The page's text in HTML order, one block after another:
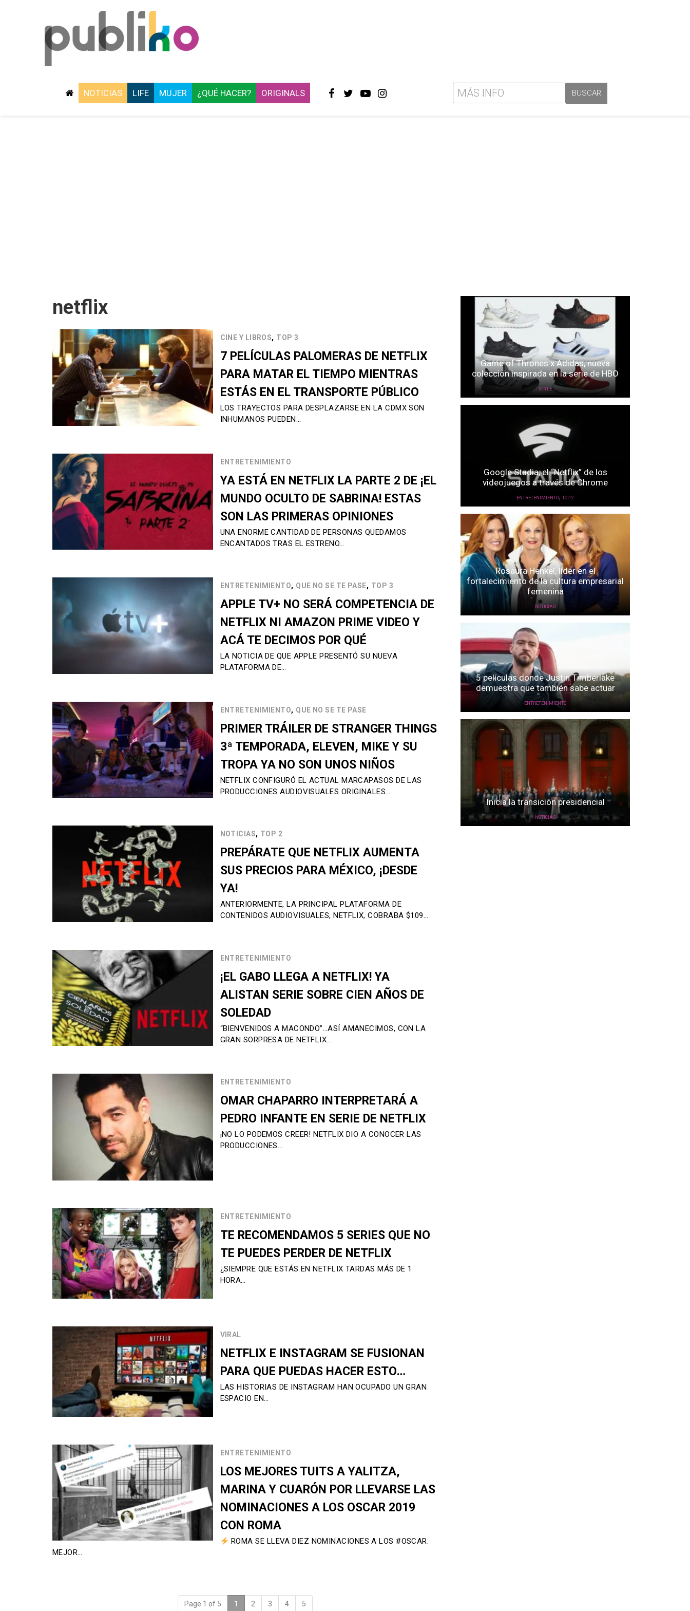
NOTICIAS LIFE MUJER ¿QUÉ HACER? ORIGINALS
netflix
CINE Y LIBROS, TOP 3
7 PELÍCULAS PALOMERAS DE NETFLIX
PARA MATAR EL TIEMPO MIENTRAS
ESTÁS EN EL TRANSPORTE PÚBLICO
LOS TRAYECTOS PARA DESPLAZARSE EN LA CDMX SON
INHUMANOS PUEDEN…
ENTRETENIMIENTO
YA ESTÁ EN NETFLIX LA PARTE 2 DE ¡EL
MUNDO OCULTO DE SABRINA! ESTAS
SON LAS PRIMERAS OPINIONES
UNA ENORME CANTIDAD DE PERSONAS QUEDAMOS
ENCANTADOS TRAS EL ESTRENO…
ENTRETENIMIENTO, QUE NO SE TE PASE, TOP 3
APPLE TV+ NO SERÁ COMPETENCIA DE
NETFLIX NI AMAZON PRIME VIDEO Y
ACÁ TE DECIMOS POR QUÉ
LA NOTICIA DE QUE APPLE PRESENTÓ SU NUEVA
PLATAFORMA DE…
ENTRETENIMIENTO, QUE NO SE TE PASE
PRIMER TRÁILER DE STRANGER THINGS
3ª TEMPORADA, ELEVEN, MIKE Y SU
TROPA YA NO SON UNOS NIÑOS
NETFLIX CONFIGURÓ EL ACTUAL MARCAPASOS DE LAS
PRODUCCIONES AUDIOVISUALES ORIGINALES…
NOTICIAS, TOP 2
PREPÁRATE QUE NETFLIX AUMENTA
SUS PRECIOS PARA MÉXICO, ¡DESDE
YA!
ANTERIORMENTE, LA PRINCIPAL PLATAFORMA DE
CONTENIDOS AUDIOVISUALES, NETFLIX, COBRABA $109…
ENTRETENIMIENTO
¡EL GABO LLEGA A NETFLIX! YA
ALISTAN SERIE SOBRE CIEN AÑOS DE
SOLEDAD
“BIENVENIDOS A MACONDO”…ASÍ AMANECIMOS, CON LA
GRAN SORPRESA DE NETFLIX…
ENTRETENIMIENTO
OMAR CHAPARRO INTERPRETARÁ A
PEDRO INFANTE EN SERIE DE NETFLIX
¡NO LO PODEMOS CREER! NETFLIX DIO A CONOCER LAS
PRODUCCIONES…
ENTRETENIMIENTO
TE RECOMENDAMOS 5 SERIES QUE NO
TE PUEDES PERDER DE NETFLIX
¿SIEMPRE QUE ESTÁS EN NETFLIX TARDAS MÁS DE 1
HORA…
VIRAL
NETFLIX E INSTAGRAM SE FUSIONAN
PARA QUE PUEDAS HACER ESTO…
LAS HISTORIAS DE INSTAGRAM HAN OCUPADO UN GRAN
ESPACIO EN…
ENTRETENIMIENTO
LOS MEJORES TUITS A YALITZA,
MARINA Y CUARÓN POR LLEVARSE LAS
NOMINACIONES A LOS OSCAR 2019
CON ROMA
ROMA SE LLEVA DIEZ NOMINACIONES A LOS #OSCAR:
MEJOR…
Page 1 of 5 1 (current)
2 3 4 5
Game of Thrones x Adidas, nueva
colección inspirada en la serie de HBO
STYLE
Google Stadia, el “Netflix” de los
videojuegos a través de Chrome
ENTRETENIMIENTO, TOP 2
Rosaura Henkel, líder en el
fortalecimiento de la cultura empresarial
femenina
NOTICIAS
5 películas donde Justin Timberlake
demuestra que también sabe actuar
ENTRETENIMIENTO
Inicia la transición presidencial
NOTICIAS